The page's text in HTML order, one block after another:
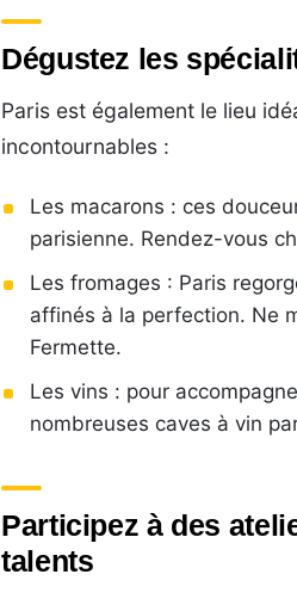
Dégustez les
Paris est également le lieu
incontournables :
Les macarons : ces
parisienne. Rendez-vous
Les fromages : Paris
affinés à la perfection. Ne
Fermette.
Les vins : pour
nombreuses caves à vin
Participez à des
talents